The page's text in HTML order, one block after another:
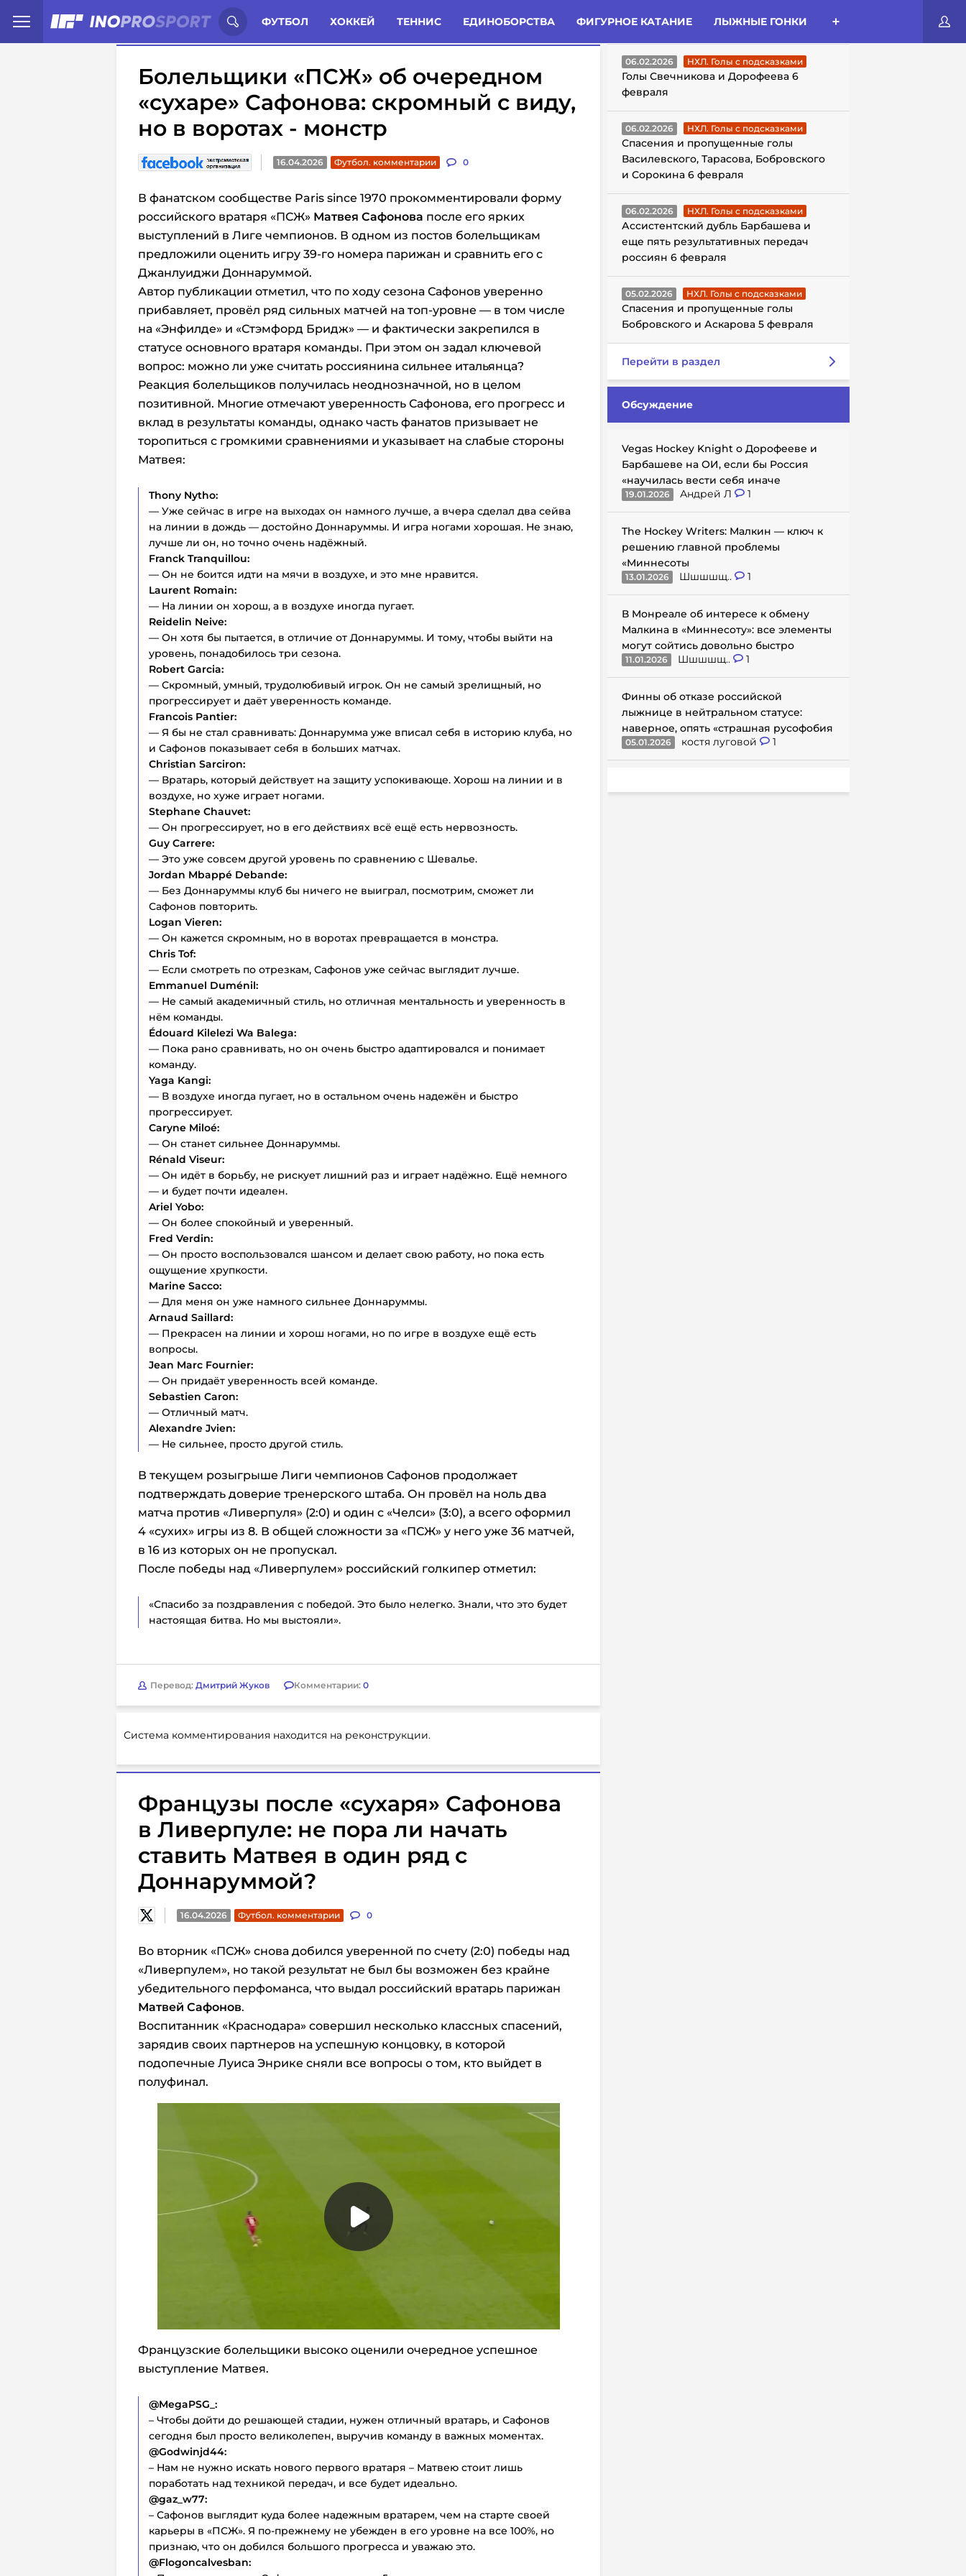
ФУТБОЛ ХОККЕЙ ТЕННИС ЕДИНОБОРСТВА ФИГУРНОЕ КАТАНИЕ ЛЫЖНЫЕ ГОНКИ
Иностранцы о спорте России: Статьи Комменты Новости
Болельщики «ПСЖ» об очередном
«сухаре» Сафонова: скромный с виду,
но в воротах - монстр
16.04.2026 Футбол. комментарии 0
В фанатском сообществе Paris since 1970 прокомментировали форму
российского вратаря «ПСЖ» Матвея Сафонова после его ярких
выступлений в Лиге чемпионов. В одном из постов болельщикам
предложили оценить игру 39-го номера парижан и сравнить его с
Джанлуиджи Доннаруммой.
Автор публикации отметил, что по ходу сезона Сафонов уверенно
прибавляет, провёл ряд сильных матчей на топ-уровне — в том числе
на «Энфилде» и «Стэмфорд Бридж» — и фактически закрепился в
статусе основного вратаря команды. При этом он задал ключевой
вопрос: можно ли уже считать россиянина сильнее итальянца?
Реакция болельщиков получилась неоднозначной, но в целом
позитивной. Многие отмечают уверенность Сафонова, его прогресс и
вклад в результаты команды, однако часть фанатов призывает не
торопиться с громкими сравнениями и указывает на слабые стороны
Матвея:
Thony Nytho:
— Уже сейчас в игре на выходах он намного лучше, а вчера сделал два сейва
на линии в дождь — достойно Доннаруммы. И игра ногами хорошая. Не знаю,
лучше ли он, но точно очень надёжный.
Franck Tranquillou:
— Он не боится идти на мячи в воздухе, и это мне нравится.
Laurent Romain:
— На линии он хорош, а в воздухе иногда пугает.
Reidelin Neive:
— Он хотя бы пытается, в отличие от Доннаруммы. И тому, чтобы выйти на
уровень, понадобилось три сезона.
Robert Garcia:
— Скромный, умный, трудолюбивый игрок. Он не самый зрелищный, но
прогрессирует и даёт уверенность команде.
Francois Pantier:
— Я бы не стал сравнивать: Доннарумма уже вписал себя в историю клуба, но
и Сафонов показывает себя в больших матчах.
Christian Sarciron:
— Вратарь, который действует на защиту успокивающе. Хорош на линии и в
воздухе, но хуже играет ногами.
Stephane Chauvet:
— Он прогрессирует, но в его действиях всё ещё есть нервозность.
Guy Carrere:
— Это уже совсем другой уровень по сравнению с Шевалье.
Jordan Mbappé Debande:
— Без Доннаруммы клуб бы ничего не выиграл, посмотрим, сможет ли
Сафонов повторить.
Logan Vieren:
— Он кажется скромным, но в воротах превращается в монстра.
Chris Tof:
— Если смотреть по отрезкам, Сафонов уже сейчас выглядит лучше.
Emmanuel Duménil:
— Не самый академичный стиль, но отличная ментальность и уверенность в
нём команды.
Édouard Kilelezi Wa Balega:
— Пока рано сравнивать, но он очень быстро адаптировался и понимает
команду.
Yaga Kangi:
— В воздухе иногда пугает, но в остальном очень надежён и быстро
прогрессирует.
Caryne Miloé:
— Он станет сильнее Доннаруммы.
Rénald Viseur:
— Он идёт в борьбу, не рискует лишний раз и играет надёжно. Ещё немного
— и будет почти идеален.
Ariel Yobo:
— Он более спокойный и уверенный.
Fred Verdin:
— Он просто воспользовался шансом и делает свою работу, но пока есть
ощущение хрупкости.
Marine Sacco:
— Для меня он уже намного сильнее Доннаруммы.
Arnaud Saillard:
— Прекрасен на линии и хорош ногами, но по игре в воздухе ещё есть
вопросы.
Jean Marc Fournier:
— Он придаёт уверенность всей команде.
Sebastien Caron:
— Отличный матч.
Alexandre Jvien:
— Не сильнее, просто другой стиль.
В текущем розыгрыше Лиги чемпионов Сафонов продолжает
подтверждать доверие тренерского штаба. Он провёл на ноль два
матча против «Ливерпуля» (2:0) и один с «Челси» (3:0), а всего оформил
4 «сухих» игры из 8. В общей сложности за «ПСЖ» у него уже 36 матчей,
в 16 из которых он не пропускал.
После победы над «Ливерпулем» российский голкипер отметил:
«Спасибо за поздравления с победой. Это было нелегко. Знали, что это будет
настоящая битва. Но мы выстояли».
Перевод: Дмитрий Жуков Комментарии: 0
Система комментирования находится на реконструкции.
Французы после «сухаря» Сафонова
в Ливерпуле: не пора ли начать
ставить Матвея в один ряд с
Доннаруммой?
16.04.2026 Футбол. комментарии 0
Во вторник «ПСЖ» снова добился уверенной по счету (2:0) победы над
«Ливерпулем», но такой результат не был бы возможен без крайне
убедительного перфоманса, что выдал российский вратарь парижан
Матвей Сафонов.
Воспитанник «Краснодара» совершил несколько классных спасений,
зарядив своих партнеров на успешную концовку, в которой
подопечные Луиса Энрике сняли все вопросы о том, кто выйдет в
полуфинал.
Французские болельщики высоко оценили очередное успешное
выступление Матвея.
@MegaPSG_:
– Чтобы дойти до решающей стадии, нужен отличный вратарь, и Сафонов
сегодня был просто великолепен, выручив команду в важных моментах.
@Godwinjd44:
– Нам не нужно искать нового первого вратаря – Матвею стоит лишь
поработать над техникой передач, и все будет идеально.
@gaz_w77:
– Сафонов выглядит куда более надежным вратарем, чем на старте своей
карьеры в «ПСЖ». Я по-прежнему не убежден в его уровне на все 100%, но
признаю, что он добился большого прогресса и уважаю это.
@Flogoncalvesban:
ГОЛЫ С ПОДСКАЗКАМИ
06.02.2026 НХЛ. Голы с подсказками
Голы Свечникова и Дорофеева 6
февраля
06.02.2026 НХЛ. Голы с подсказками
Спасения и пропущенные голы
Василевского, Тарасова, Бобровского
и Сорокина 6 февраля
06.02.2026 НХЛ. Голы с подсказками
Ассистентский дубль Барбашева и
еще пять результативных передач
россиян 6 февраля
05.02.2026 НХЛ. Голы с подсказками
Спасения и пропущенные голы
Бобровского и Аскарова 5 февраля
Перейти в раздел
Обсуждение
Vegas Hockey Knight о Дорофееве и
Барбашеве на ОИ, если бы Россия
«научилась вести себя иначе
19.01.2026 Андрей Л 1
The Hockey Writers: Малкин — ключ к
решению главной проблемы
«Миннесоты
13.01.2026 Шшшшщ.. 1
В Монреале об интересе к обмену
Малкина в «Миннесоту»: все элементы
могут сойтись довольно быстро
11.01.2026 Шшшшщ.. 1
Финны об отказе российской
лыжнице в нейтральном статусе:
наверное, опять «страшная русофобия
05.01.2026 костя луговой 1